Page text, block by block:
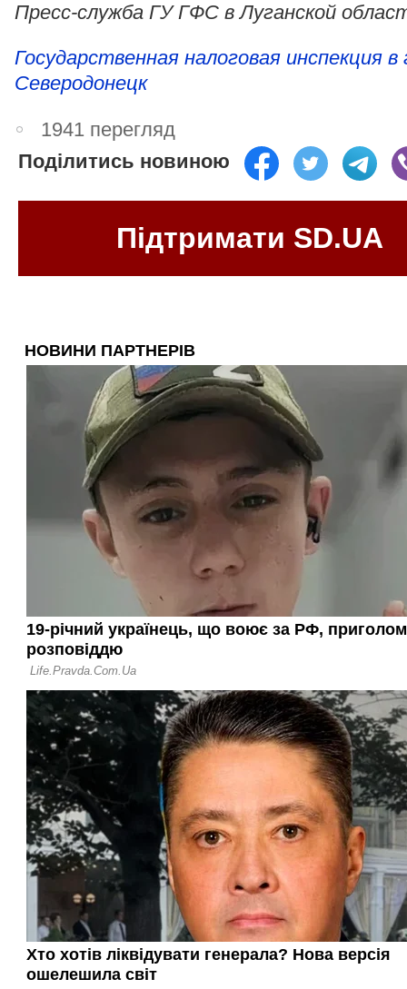
Пресс-служба ГУ ГФС в Луганской
Государственная налоговая инспекция в
Северодонецк
1941 перегляд
Поділитись новиною
Підтримати SD.UA